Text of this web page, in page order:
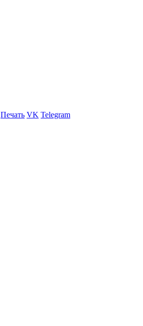
Печать VK Telegram